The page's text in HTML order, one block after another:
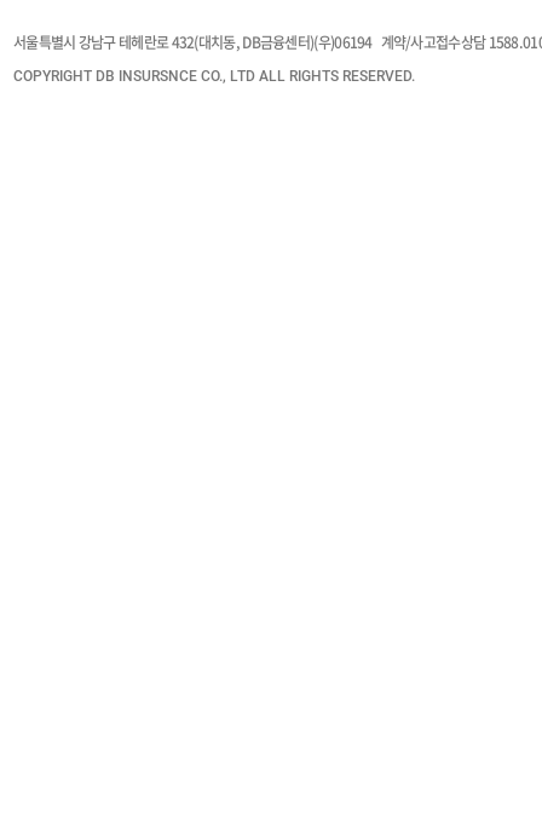
서울특별시 강남구 테헤란로 432(대치동, DB금융센터)(우)06194 계약/사고접수상담
COPYRIGHT DB INSURSNCE CO., LTD ALL RIGHTS RESERVED.